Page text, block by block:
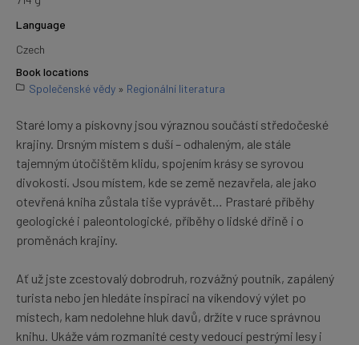
Language
Czech
Book locations
Společenské vědy » Regionální literatura
Staré lomy a pískovny jsou výraznou součástí středočeské
krajiny. Drsným místem s duší – odhaleným, ale stále
tajemným útočištěm klidu, spojením krásy se syrovou
divokostí. Jsou místem, kde se země nezavřela, ale jako
otevřená kniha zůstala tiše vyprávět… Prastaré příběhy
geologické i paleontologické, příběhy o lidské dřině i o
proměnách krajiny.
Ať už jste zcestovalý dobrodruh, rozvážný poutník, zapálený
turista nebo jen hledáte inspiraci na víkendový výlet po
místech, kam nedolehne hluk davů, držíte v ruce správnou
knihu. Ukáže vám rozmanité cesty vedoucí pestrými lesy i